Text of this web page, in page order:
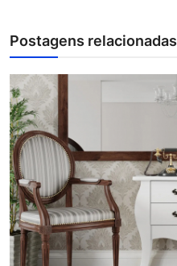
Postagens relacionadas